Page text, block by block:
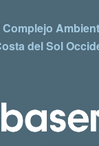
Complejo
del Sol